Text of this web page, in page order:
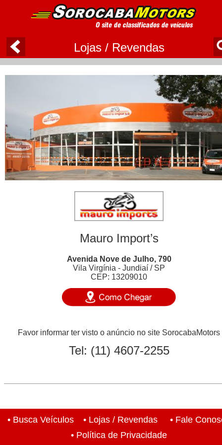
Lojas / Revendas
Mauro Import’s
Avenida Nove de Julho, 790
Vila Virgínia - Jundiaí / SP
CEP: 13209010
Favor informar ter visto o anúncio no site SorocabaMotors
Tel: (11) 4607-2255